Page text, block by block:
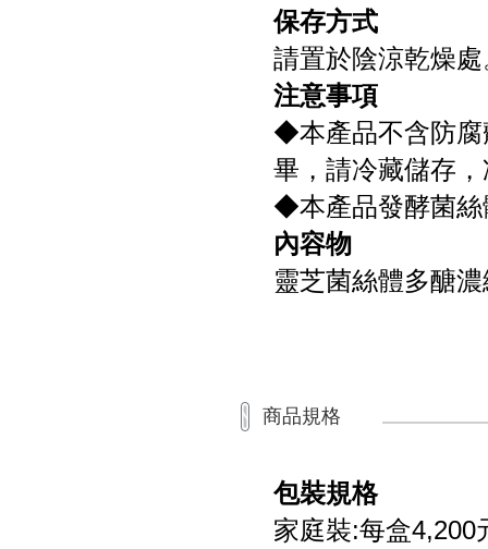
保存方式
請置於陰涼乾燥處
注意事項
◆本產品不含防腐
畢，請冷藏儲存
◆本產品發酵菌絲
內容物
靈芝菌絲體多醣
商品規格
包裝規格
家庭裝:每盒4,200